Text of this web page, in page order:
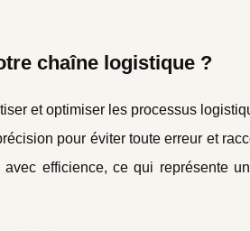
chaîne logistique ?
et optimiser les processus
pour éviter toute erreur et
efficience, ce qui représente